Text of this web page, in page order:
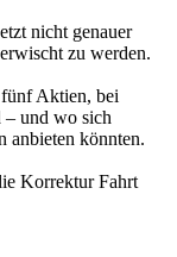
nicht genauer
zu werden.
Aktien, bei
– und wo sich
anbieten könnten.
Korrektur Fahrt